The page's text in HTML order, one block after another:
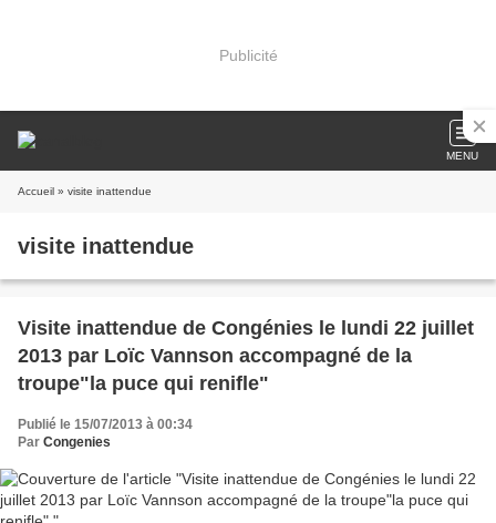
Publicité
MENU
Accueil » visite inattendue
visite inattendue
Visite inattendue de Congénies le lundi 22 juillet
2013 par Loïc Vannson accompagné de la
troupe"la puce qui renifle"
Publié le 15/07/2013 à 00:34
Par Congenies